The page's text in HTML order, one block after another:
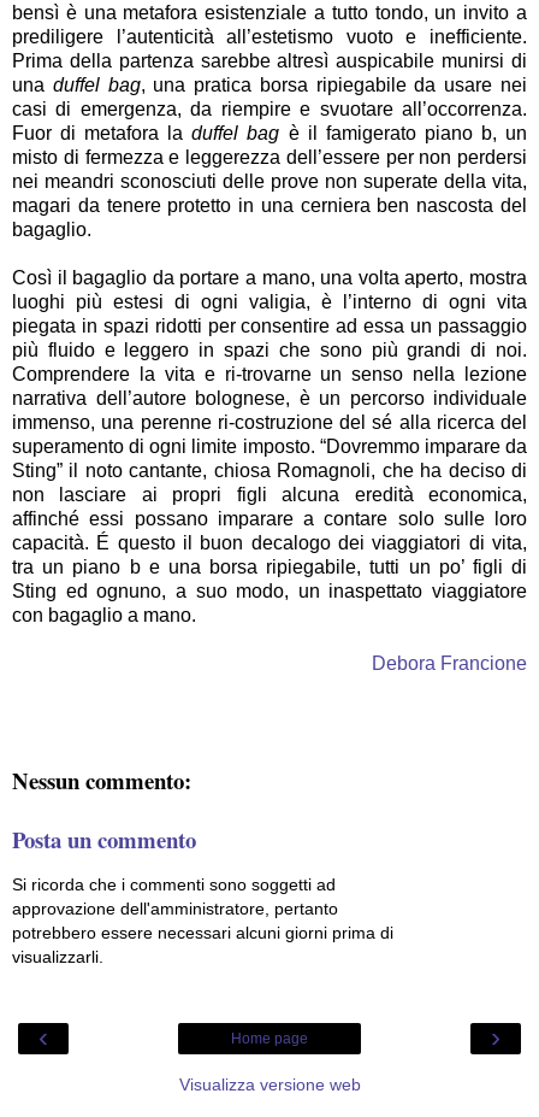
bensì è una metafora esistenziale a tutto tondo, un invito a
prediligere l’autenticità all’estetismo vuoto e inefficiente.
Prima della partenza sarebbe altresì auspicabile munirsi di
una duffel bag, una pratica borsa ripiegabile da usare nei
casi di emergenza, da riempire e svuotare all’occorrenza.
Fuor di metafora laduffel bag è il famigerato piano b, un
misto di fermezza e leggerezza dell’essere per non perdersi
nei meandri sconosciuti delle prove non superate della vita,
magari da tenere protetto in una cerniera ben nascosta del
bagaglio.
Così il bagaglio da portare a mano, una volta aperto, mostra
luoghi più estesi di ogni valigia, è l’interno di ogni vita
piegata in spazi ridotti per consentire ad essa un passaggio
più fluido e leggero in spazi che sono più grandi di noi.
Comprendere la vita e ri-trovarne un senso nella lezione
narrativa dell’autore bolognese, è un percorso individuale
immenso, una perenne ri-costruzione del sé alla ricerca del
superamento di ogni limite imposto. “Dovremmo imparare da
Sting” il noto cantante, chiosa Romagnoli, che ha deciso di
non lasciare ai propri figli alcuna eredità economica,
affinché essi possano imparare a contare solo sulle loro
capacità. É questo il buon decalogo dei viaggiatori di vita,
tra un piano b e una borsa ripiegabile, tutti un po’ figli di
Sting ed ognuno, a suo modo, un inaspettato viaggiatore
con bagaglio a mano.
Debora Francione
Nessun commento:
Posta un commento
Si ricorda che i commenti sono soggetti ad
approvazione dell'amministratore, pertanto
potrebbero essere necessari alcuni giorni prima di
visualizzarli.
‹ ›
Home page
Visualizza versione web